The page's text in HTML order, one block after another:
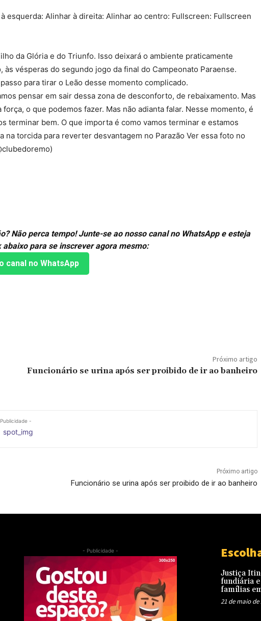
esquerda: Alinhar à direita: Alinhar ao centro: Fullscreen: Fullscreen
da Glória e do Triunfo. Isso deixará o ambiente praticamente
vésperas do segundo jogo da final do Campeonato Paraense.
para tirar o Leão desse momento complicado.
pensar em sair dessa zona de desconforto, de rebaixamento. Mas
o que podemos fazer. Mas não adianta falar. Nesse momento, é
terminar bem. O que importa é como vamos terminar e estamos
torcida para reverter desvantagem no Parazão Ver essa foto no
Não perca tempo! Junte-se ao nosso canal no WhatsApp e esteja
para se inscrever agora mesmo:
canal no WhatsApp
Próximo artigo
Funcionário se urina após ser proibido de ir ao banheiro
-
Próximo artigo
Funcionário se urina após ser proibido de ir ao banheiro
- Publicidade -
Justiça
fundiária
famílias
21 de maio de